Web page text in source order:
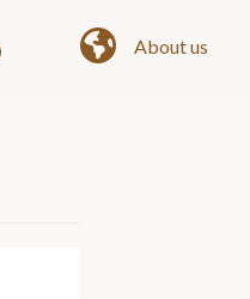
About us